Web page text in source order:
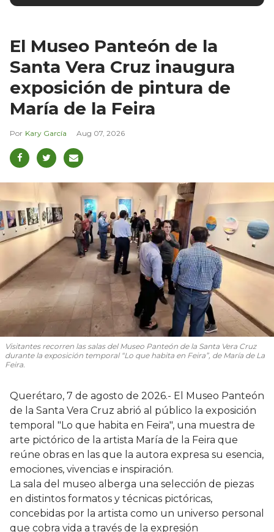
El Museo Panteón de la
Santa Vera Cruz inaugura
exposición de pintura de
María de la Feira
Kary García Aug 07, 2026
Visitantes recorren las salas del Museo Panteón de la Santa Vera Cruz
durante la exposición temporal “Lo que habita en Feira”, de María de La
Feira.
Querétaro, 7 de agosto de 2026.- El Museo Panteón
de la Santa Vera Cruz abrió al público la exposición
temporal "Lo que habita en Feira", una muestra de
arte pictórico de la artista María de la Feira que
reúne obras en las que la autora expresa su esencia,
emociones, vivencias e inspiración.
La sala del museo alberga una selección de piezas
en distintos formatos y técnicas pictóricas,
concebidas por la artista como un universo personal
que cobra vida a través de la expresión